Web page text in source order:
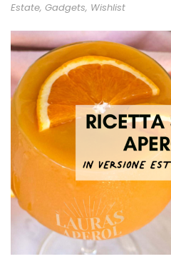
Estate, Gadgets, Wishlist